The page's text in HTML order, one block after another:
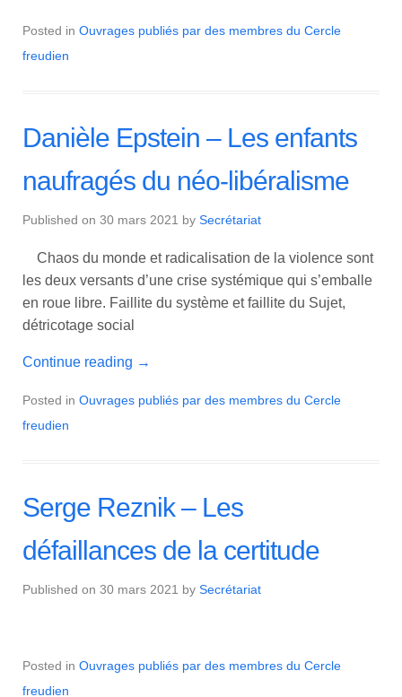
Posted in Ouvrages publiés par des membres du Cercle
freudien
Danièle Epstein – Les enfants
naufragés du néo-libéralisme
Published on 30 mars 2021 by Secrétariat
Chaos du monde et radicalisation de la violence sont
les deux versants d’une crise systémique qui s’emballe
en roue libre. Faillite du système et faillite du Sujet,
détricotage social
Continue reading →
Posted in Ouvrages publiés par des membres du Cercle
freudien
Serge Reznik – Les
défaillances de la certitude
Published on 30 mars 2021 by Secrétariat
Posted in Ouvrages publiés par des membres du Cercle
freudien